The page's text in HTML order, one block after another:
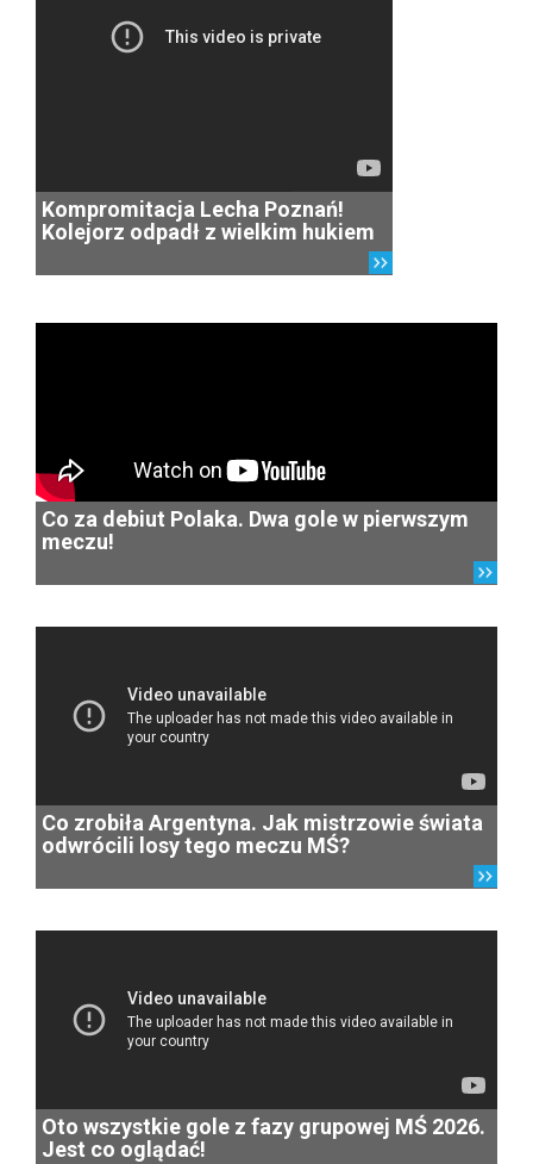
Kompromitacja Lecha Poznań!
Kolejorz odpadł z wielkim hukiem
Co za debiut Polaka. Dwa gole w pierwszym
meczu!
Co zrobiła Argentyna. Jak mistrzowie świata
odwrócili losy tego meczu MŚ?
Oto wszystkie gole z fazy grupowej MŚ 2026.
Jest co oglądać!